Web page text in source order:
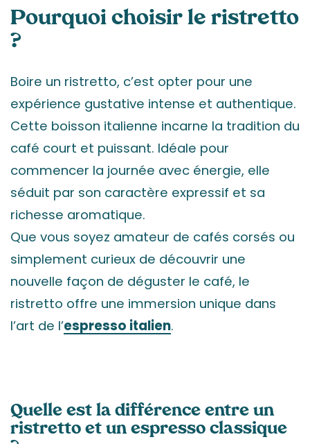
Pourquoi choisir le ristretto
?
Boire un ristretto, c’est opter pour une
expérience gustative intense et authentique.
Cette boisson italienne incarne la tradition du
café court et puissant. Idéale pour
commencer la journée avec énergie, elle
séduit par son caractère expressif et sa
richesse aromatique.
Que vous soyez amateur de cafés corsés ou
simplement curieux de découvrir une
nouvelle façon de déguster le café, le
ristretto offre une immersion unique dans
l’art de l’espresso italien.
Quelle est la différence entre un
ristretto et un espresso classique